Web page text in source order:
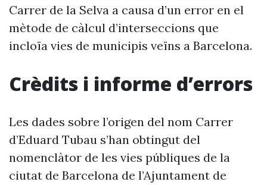
Carrer de la Selva a causa d’un error en el
mètode de càlcul d’interseccions que
incloïa vies de municipis veïns a Barcelona.
Crèdits i informe d’errors
Les dades sobre l’origen del nom Carrer
d’Eduard Tubau s’han obtingut del
nomenclàtor de les vies públiques de la
ciutat de Barcelona de l’Ajuntament de